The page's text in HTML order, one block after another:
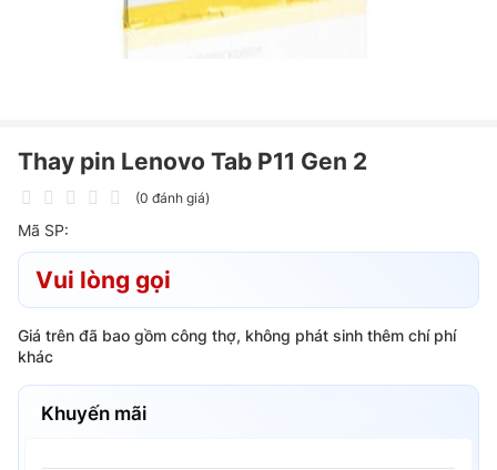
Thay pin Lenovo Tab P11 Gen 2
(0 đánh giá)
Mã SP:
Vui lòng gọi
Giá trên đã bao gồm công thợ, không phát sinh thêm chí phí
khác
Khuyến mãi